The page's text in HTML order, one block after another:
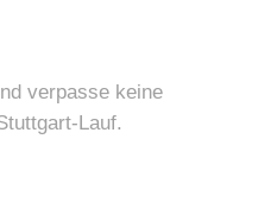
verpasse keine
Lauf.